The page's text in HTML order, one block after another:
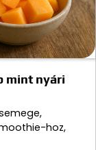
mint nyári
hoz,